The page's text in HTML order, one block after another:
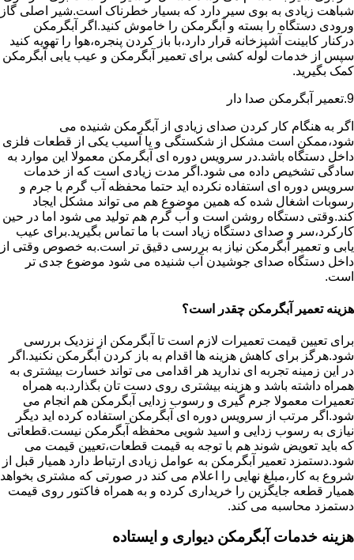
شباهت زیادی به بوی سیر دارد که بسیار خطرناک است.شیر اصلی گاز
ورودی دستگاه را بسته و آبگرمکن را خاموش کنید.اگر آبگرمکن
درکنار کابینت آشپزخانه قرار دارد،با باز کردن پنجره،هوا را تهویه کنید
سپس از خدمات لوله کشی برای تعمیر آبگرمکن و عیب یابی آبگرمکن
کمک بگیرید.
9.تعمیر آبگرمکن صدا دار
اگر به هنگام کار کردن صدای زیادی از آبگرمکن شنیده می
شود،ممکن است مشکل از شکستگی و یا آسیب یکی از قطعات فلزی
داخل دستگاه باشد.در سرویس دوره ای آبگرمکن معمولا این موارد به
سادگی تشخیص داده می شود.اگر مدت زیادی است که از خدمات
سرویس دوره ای استفاده نکرده اید حتما محفظه آب گرم با جرم و
رسوبات اشغال شده که همین موضوع هم می تواند مشکل ایجاد
کند.وقتی دستگاه روشن است و آب گرم هم تولید می شود اما در حین
کارکرد،سر و صدای دستگاه زیاد است با ما تماس بگیرید.برای عیب
یابی و تعمیر آبگرمکن نیاز به بررسی دقیق تر است.به خصوص وقتی از
داخل دستگاه صدای جوشیدن آب شنیده می شود موضوع جدی تر
است.
هزینه تعمیر آبگرمکن چقدر است؟
برای تعیین قیمت تعمیرات لازم است تا آبگرمکن از نزدیک بررسی
شود.هرگز برای کاهش هزینه ها اقدام به باز کردن آبگرمکن نکنید.اگر
در این زمینه تجربه ای ندارید هر اقدامی می تواند خسارت بیشتری به
همراه داشته باشد و هزینه بیشتری روی دست تان بگذارد.به همراه
تعمیرات معمولا جرم گیری و رسوب زدایی آبگرمکن هم انجام می
شود.اگر مرتب از سرویس دوره ای آبگرمکن استفاده کرده اید دیگر
نیازی به رسوب زدایی و اسید شویی محفظه آبگرمکن نیست.قطعاتی
که باید تعویض شوند هم با توجه به قیمت قطعات،تعیین قیمت می
شود.دستمزد تعمیر آبگرمکن به عوامل زیادی ارتباط دارد همیار قبل از
شروع به کار،مبلغ نهایی را اعلام می کند در صورتی که مشتری بخواهد
همیار قطعه جایگزین را خریداری کرده و به همراه فاکتور روی قیمت
دستمزد محاسبه می کند.
هزینه خدمات آبگرمکن دیواری و ایستاده